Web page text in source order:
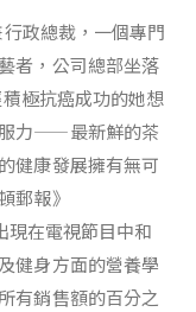
政總裁，一個專門
者，公司總部坐落
極抗癌成功的她想
服力——最新鮮的茶
健康發展擁有無可
郵報》
在電視節目中和
健身方面的營養學
有銷售額的百分之